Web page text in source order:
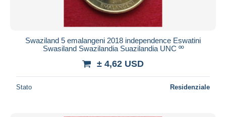
Swaziland 5 emalangeni 2018 independence Eswatini
Swasiland Swazilandia Suazilandia UNC ºº
± 4,62 USD
Stato Residenziale